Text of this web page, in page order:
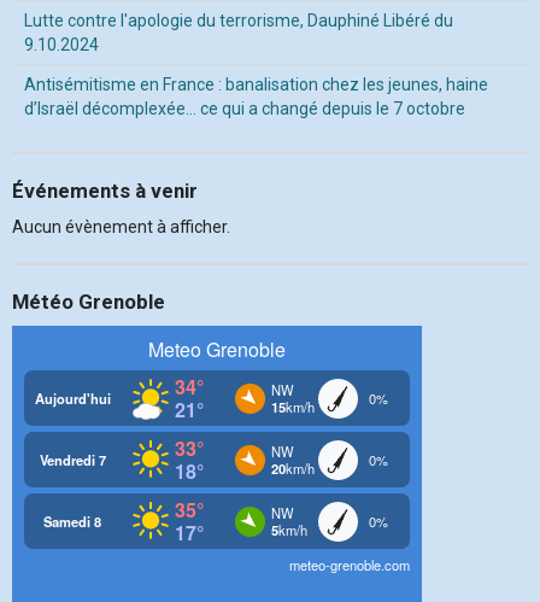
Lutte contre l'apologie du terrorisme, Dauphiné Libéré du
9.10.2024
Antisémitisme en France : banalisation chez les jeunes, haine
d’Israël décomplexée… ce qui a changé depuis le 7 octobre
Événements à venir
Aucun évènement à afficher.
Météo Grenoble